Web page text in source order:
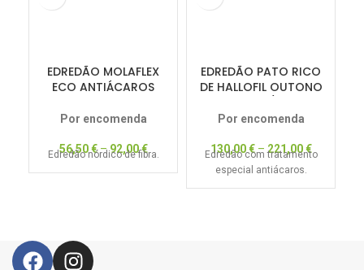
EDREDÃO MOLAFLEX
ECO ANTIÁCAROS
Por encomenda
56,50€–92,00€
Edredão nórdico de fibra.
EDREDÃO PATO RICO
DE HALLOFIL OUTONO
Por encomenda
130,00€– 221,00€
Edredão com tratamento
especial antiácaros.